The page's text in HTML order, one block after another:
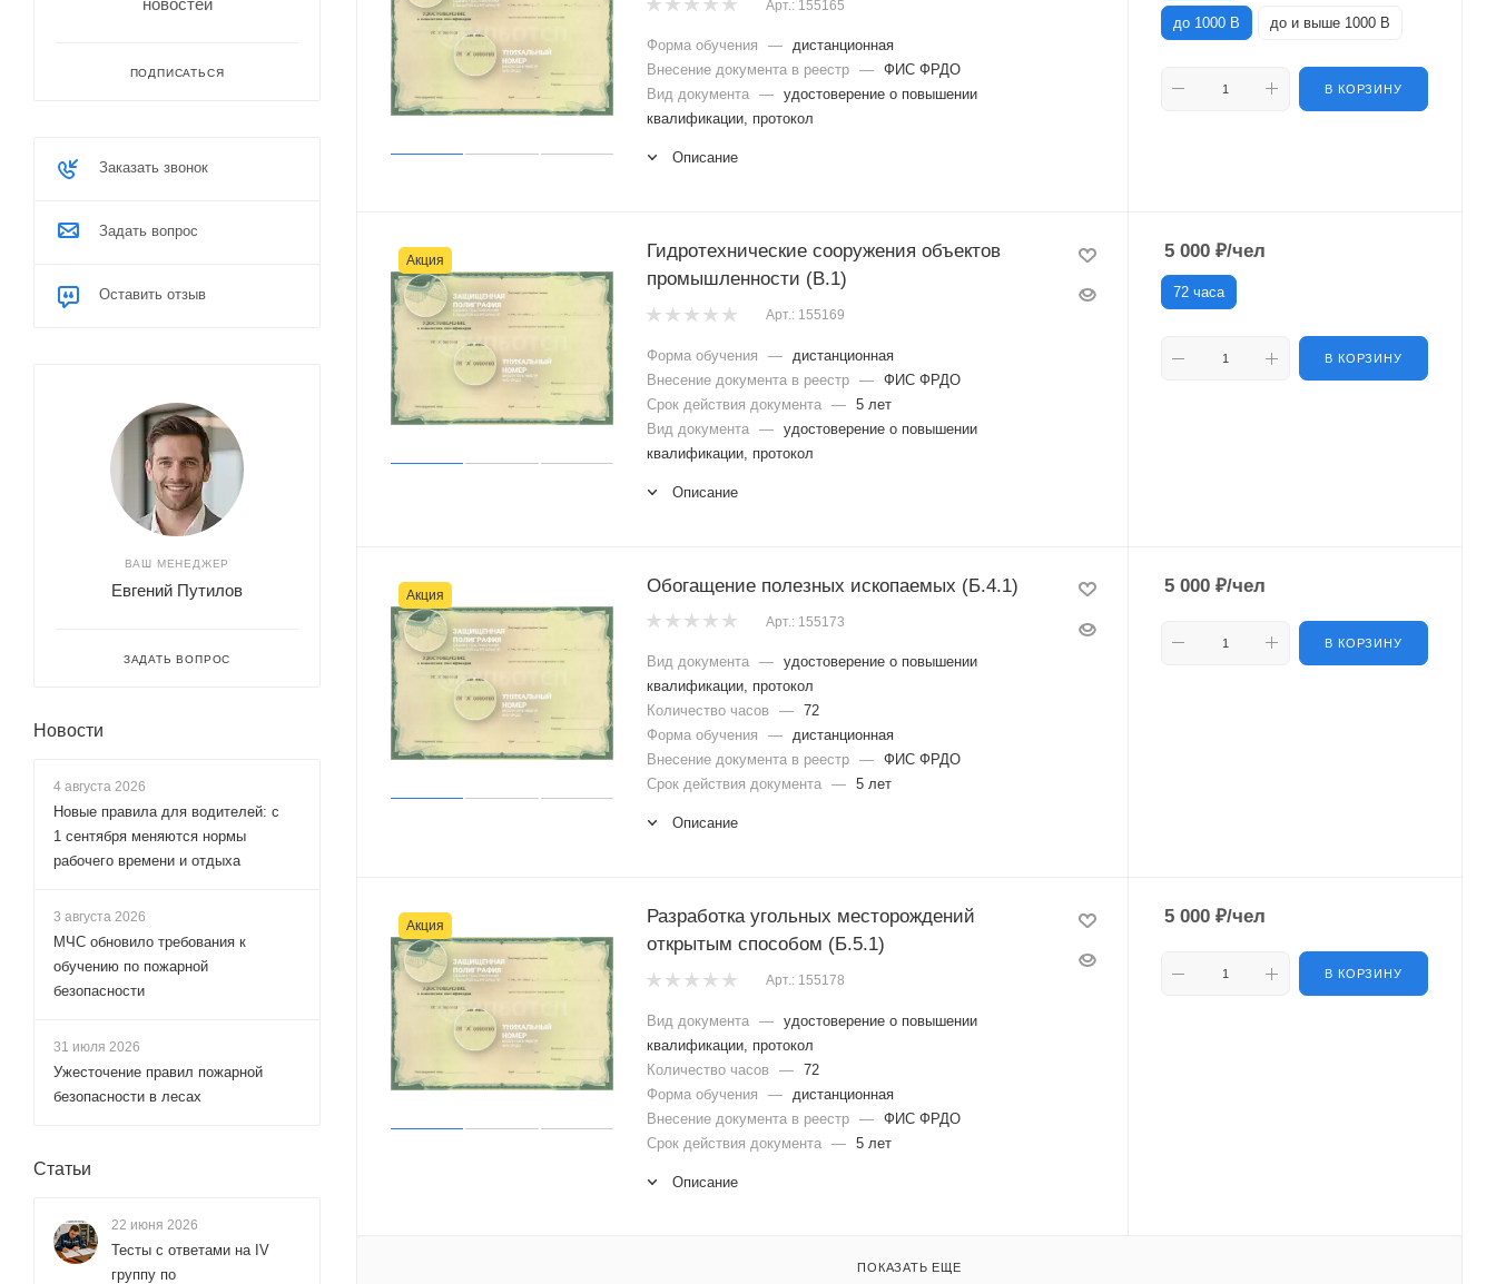
Арт.: 155165
Форма обучения — дистанционная
Внесение документа в реестр — ФИС ФРДО
Вид документа — удостоверение о повышении
квалификации, протокол
Описание
до 1000 В до и выше 1000 В
В КОРЗИНУ
Акция
Гидротехнические сооружения объектов
промышленности (В.1)
Арт.: 155169
Форма обучения —
дистанционная
Внесение документа в реестр — ФИС ФРДО
Срок действия документа — 5 лет
Вид документа — удостоверение о повышении
квалификации, протокол
Описание
5 000 ₽/чел
72 часа
В КОРЗИНУ
Акция Обогащение полезных ископаемых (Б.4.1)
Арт.: 155173
Вид документа — удостоверение о повышении
квалификации, протокол
Количество часов
— 72
Форма обучения
— дистанционная
Внесение документа в реестр — ФИС ФРДО
Срок действия документа — 5 лет
Описание
5 000 ₽/чел
В КОРЗИНУ
Акция
Разработка угольных месторождений
открытым способом (Б.5.1)
Арт.: 155178
Вид документа — удостоверение о повышении
квалификации, протокол
Количество часов
— 72
Форма обучения
—
дистанционная
Внесение документа в реестр — ФИС ФРДО
Срок действия документа — 5 лет
Описание
5 000 ₽/чел
В КОРЗИНУ
ПОКАЗАТЬ ЕЩЕ
новостей
ПОДПИСАТЬСЯ
Заказать звонок
Задать вопрос
Оставить отзыв
ВАШ МЕНЕДЖЕР
Евгений Путилов
ЗАДАТЬ ВОПРОС
Новости
4 августа 2026
Новые правила для водителей: с
1 сентября меняются нормы
рабочего времени и отдыха
3 августа 2026
МЧС обновило требования к
обучению по пожарной
безопасности
31 июля 2026
Ужесточение правил пожарной
безопасности в лесах
Статьи
22 июня 2026
Тесты с ответами на IV
группу по